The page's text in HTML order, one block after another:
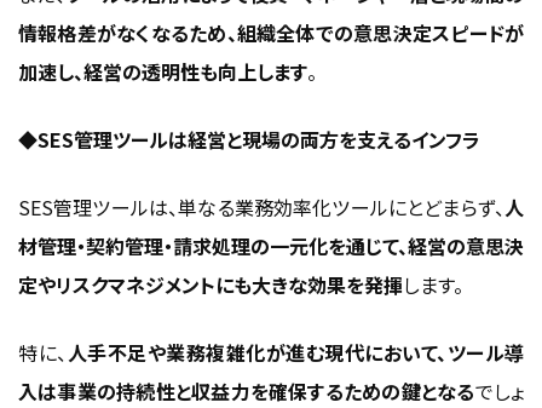
情報格差がなくなるため、組織全体での意思決定スピードが
加速し、経営の透明性も向上します。
◆SES管理ツールは経営と現場の両方を支えるインフラ
SES管理ツールは、単なる業務効率化ツールにとどまらず、人
材管理・契約管理・請求処理の一元化を通じて、経営の意思決
定やリスクマネジメントにも大きな効果を発揮します。
特に、人手不足や業務複雑化が進む現代において、ツール導
入は事業の持続性と収益力を確保するための鍵となるでしょ